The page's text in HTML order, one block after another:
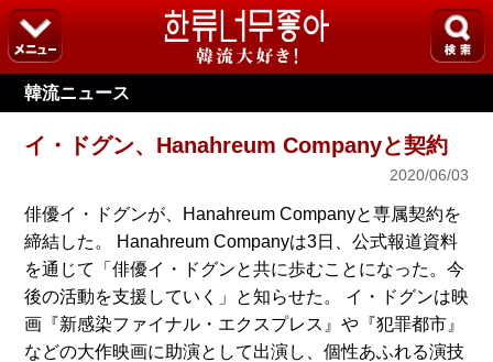
韓流ニュース
イ・ドグン、Hanahreum Companyと契約
2020/06/03
俳優イ・ドグンが、Hanahreum Companyと専属契約を
締結した。 Hanahreum Companyは3日、公式報道資料
を通じて「俳優イ・ドグンと共に歩むことになった。今
後の活動を支援していく」と知らせた。 イ・ドグンは映
画『新感染ファイナル・エクスプレス』や『犯罪都市』
などの大作映画に助演として出演し、個性あふれる演技